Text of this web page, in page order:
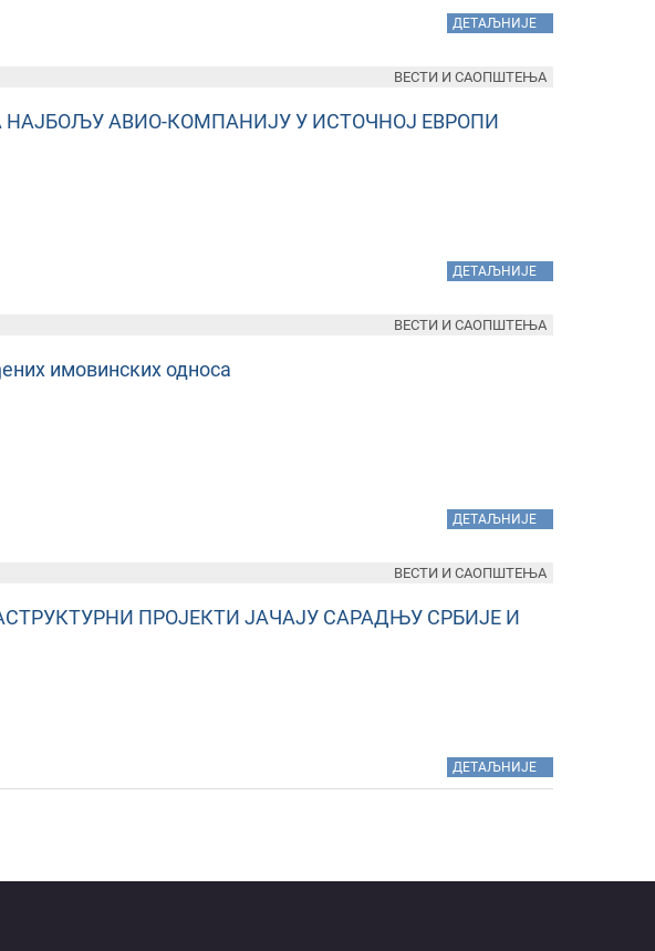
ДЕТАЉНИЈЕ
АВИО-КОМПАНИЈУ У ИСТОЧНОЈ ЕВРОПИ
ДЕТАЉНИЈЕ
ВЕСТИ И САОПШТЕЊА
имовинских односа
ДЕТАЉНИЈЕ
ВЕСТИ И САОПШТЕЊА
ПРОЈЕКТИ ЈАЧАЈУ САРАДЊУ СРБИЈЕ И
ДЕТАЉНИЈЕ
ВЕСТИ И САОПШТЕЊА